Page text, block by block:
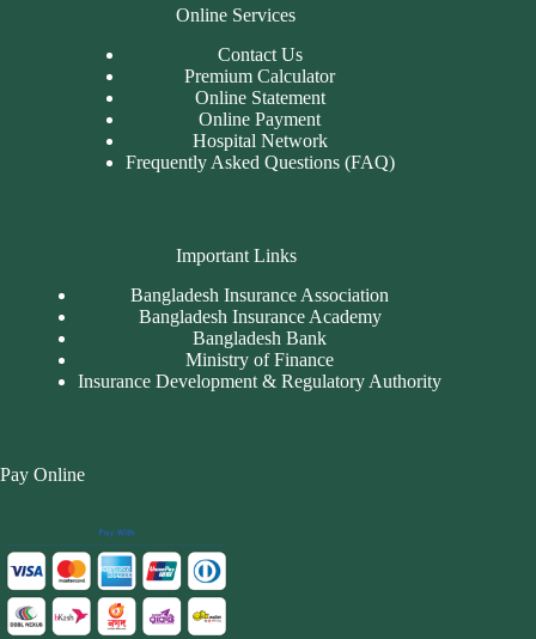
Online Services
Contact Us
Premium Calculator
Online Statement
Online Payment
Hospital Network
Frequently Asked Questions (FAQ)
Important Links
Bangladesh Insurance Association
Bangladesh Insurance Academy
Bangladesh Bank
Ministry of Finance
Insurance Development & Regulatory Authority
Pay Online